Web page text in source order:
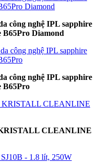
công nghệ IPL sapphire
B65Pro Diamond
công nghệ IPL sapphire
B65Pro
CLEANLINE